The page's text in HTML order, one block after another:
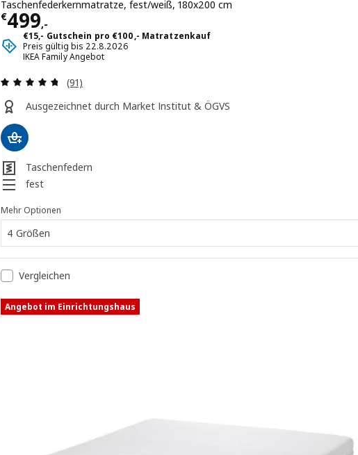
Taschenfederkernmatratze, fest/weiß, 180x200 cm
€499,-
Preis € 499,-
€15,- Gutschein pro €100,- Matratzenkauf
Preis gültig bis 22.8.2026
IKEA Family Angebot
Überprüfung: 4.7 aus 5 sterne. Bewertungen insgesamt:
(91)
Ausgezeichnet durch Market Institut & ÖGVS
Taschenfedern
fest
Mehr Optionen
4 Größen
Vergleichen
Angebot im Einrichtungshaus